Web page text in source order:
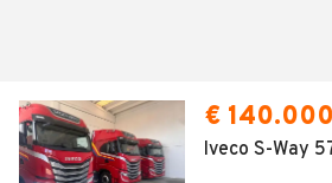
Vuoi essere avvisato appena